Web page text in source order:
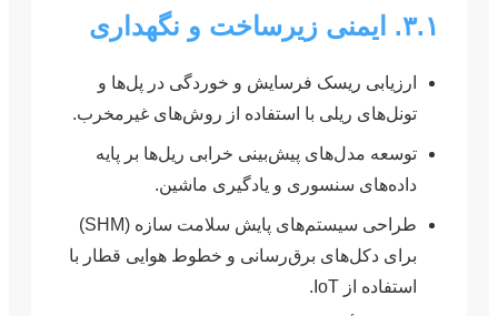
۳.۱. ایمنی زیرساخت و نگهداری
ارزیابی ریسک فرسایش و خوردگی در پل‌ها و
تونل‌های ریلی با استفاده از روش‌های غیرمخرب.
توسعه مدل‌های پیش‌بینی خرابی ریل‌ها بر پایه
داده‌های سنسوری و یادگیری ماشین.
طراحی سیستم‌های پایش سلامت سازه (SHM)
برای دکل‌های برق‌رسانی و خطوط هوایی قطار با
استفاده از IoT.